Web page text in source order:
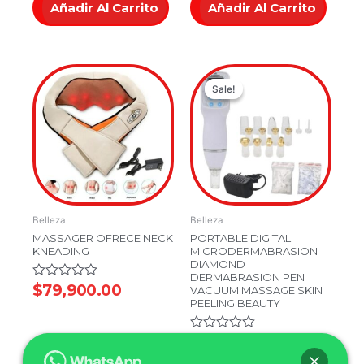
Añadir Al Carrito Añadir Al Carrito
Belleza
MASSAGER OFRECE NECK
KNEADING
Valorado
en
5
$79,900.00
Añadir Al Carrito
Sale!
Sale!
Belleza
PORTABLE DIGITAL
MICRODERMABRASION
DIAMOND
DERMABRASION PEN
VACUUM MASSAGE SKIN
PEELING BEAUTY
Original
Current
price